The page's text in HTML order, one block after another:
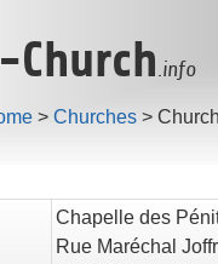
.info
> Churches > Church
Chapelle des
Rue Maréchal